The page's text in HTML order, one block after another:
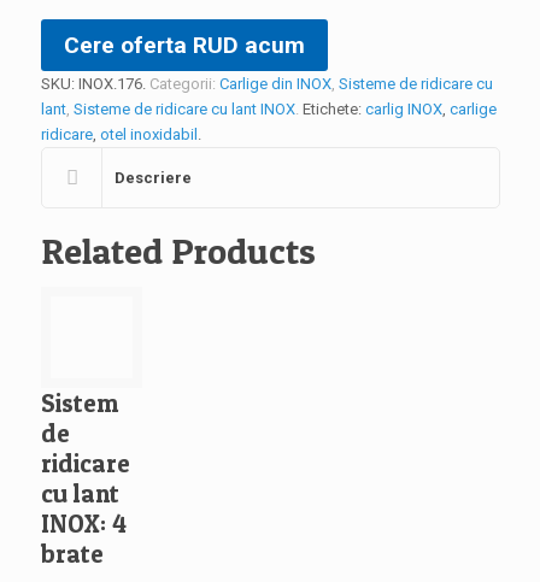
Cere oferta RUD acum
SKU: INOX.176. Categorii: Carlige din INOX, Sisteme de ridicare cu
lant, Sisteme de ridicare cu lant INOX. Etichete: carlig INOX, carlige
ridicare, otel inoxidabil
Descriere
Related Products
Sistem
de
ridicare
cu lant
INOX: 4
brate